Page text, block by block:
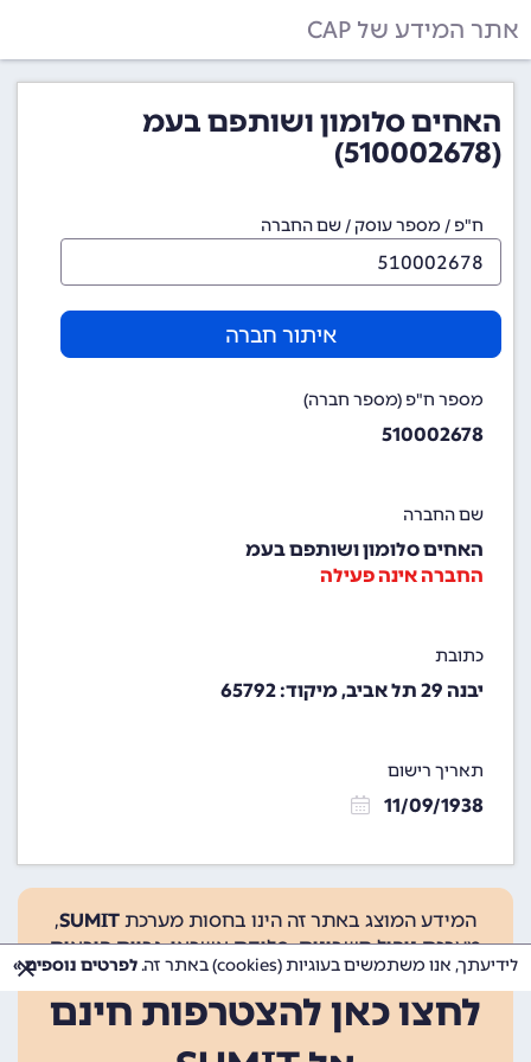
אתר המידע של CAP
האחים סלומון ושותפם בעמ
(510002678)
ח"פ / מספר עוסק / שם החברה
איתור חברה
מספר ח"פ (מספר חברה)
510002678
שם החברה
האחים סלומון ושותפם בעמ
החברה אינה פעילה
כתובת
יבנה 29 תל אביב, מיקוד: 65792
תאריך רישום
11/09/1938
המידע המוצג באתר זה הינו בחסות מערכת SUMIT
,
מערכת ניהול חשבונות, סליקת אשראי, גביית הוראות
קבע ועוד.
לחצו כאן להצטרפות חינם
לידיעתך, אנו משתמשים בעוגיות (cookies) באתר זה. לפרטים נוספים »